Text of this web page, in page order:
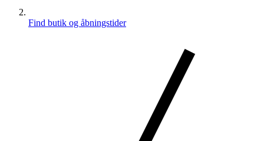
Find butik og åbningstider